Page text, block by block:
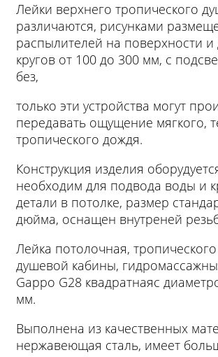
Лейки верхнего тропического
различаются, рисунками
распылителей на поверхности
кругов от 100 до 300 мм, с
без,
только эти устройства могут
передавать ощущение мягкого,
тропического дождя.
Конструкция изделия
необходим для подвода воды и
детали в потолке, размер
дюйма, оснащен внутреней
Лейка потолочная,
душевой кабины,
Gappo G28 квадратнаяс
мм.
Выполнена из качественных
нержавеющая сталь, имеет